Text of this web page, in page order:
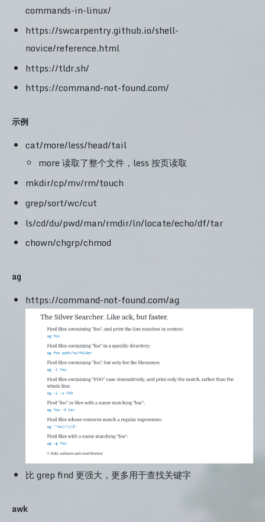
commands-in-linux/
https://swcarpentry.github.io/shell-
novice/reference.html
https://tldr.sh/
https://command-not-found.com/
示例
cat/more/less/head/tail
more 读取了整个文件，less 按页读取
mkdir/cp/mv/rm/touch
grep/sort/wc/cut
ls/cd/du/pwd/man/rmdir/ln/locate/echo/df/tar
chown/chgrp/chmod
ag
https://command-not-found.com/ag
比 grep find 更强大，更多用于查找关键字
awk